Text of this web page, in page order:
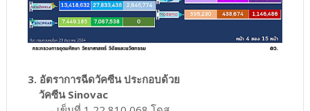
3. อัตราการฉีดวัคซีน ประกอบด้วย
วัคซีน Sinovac